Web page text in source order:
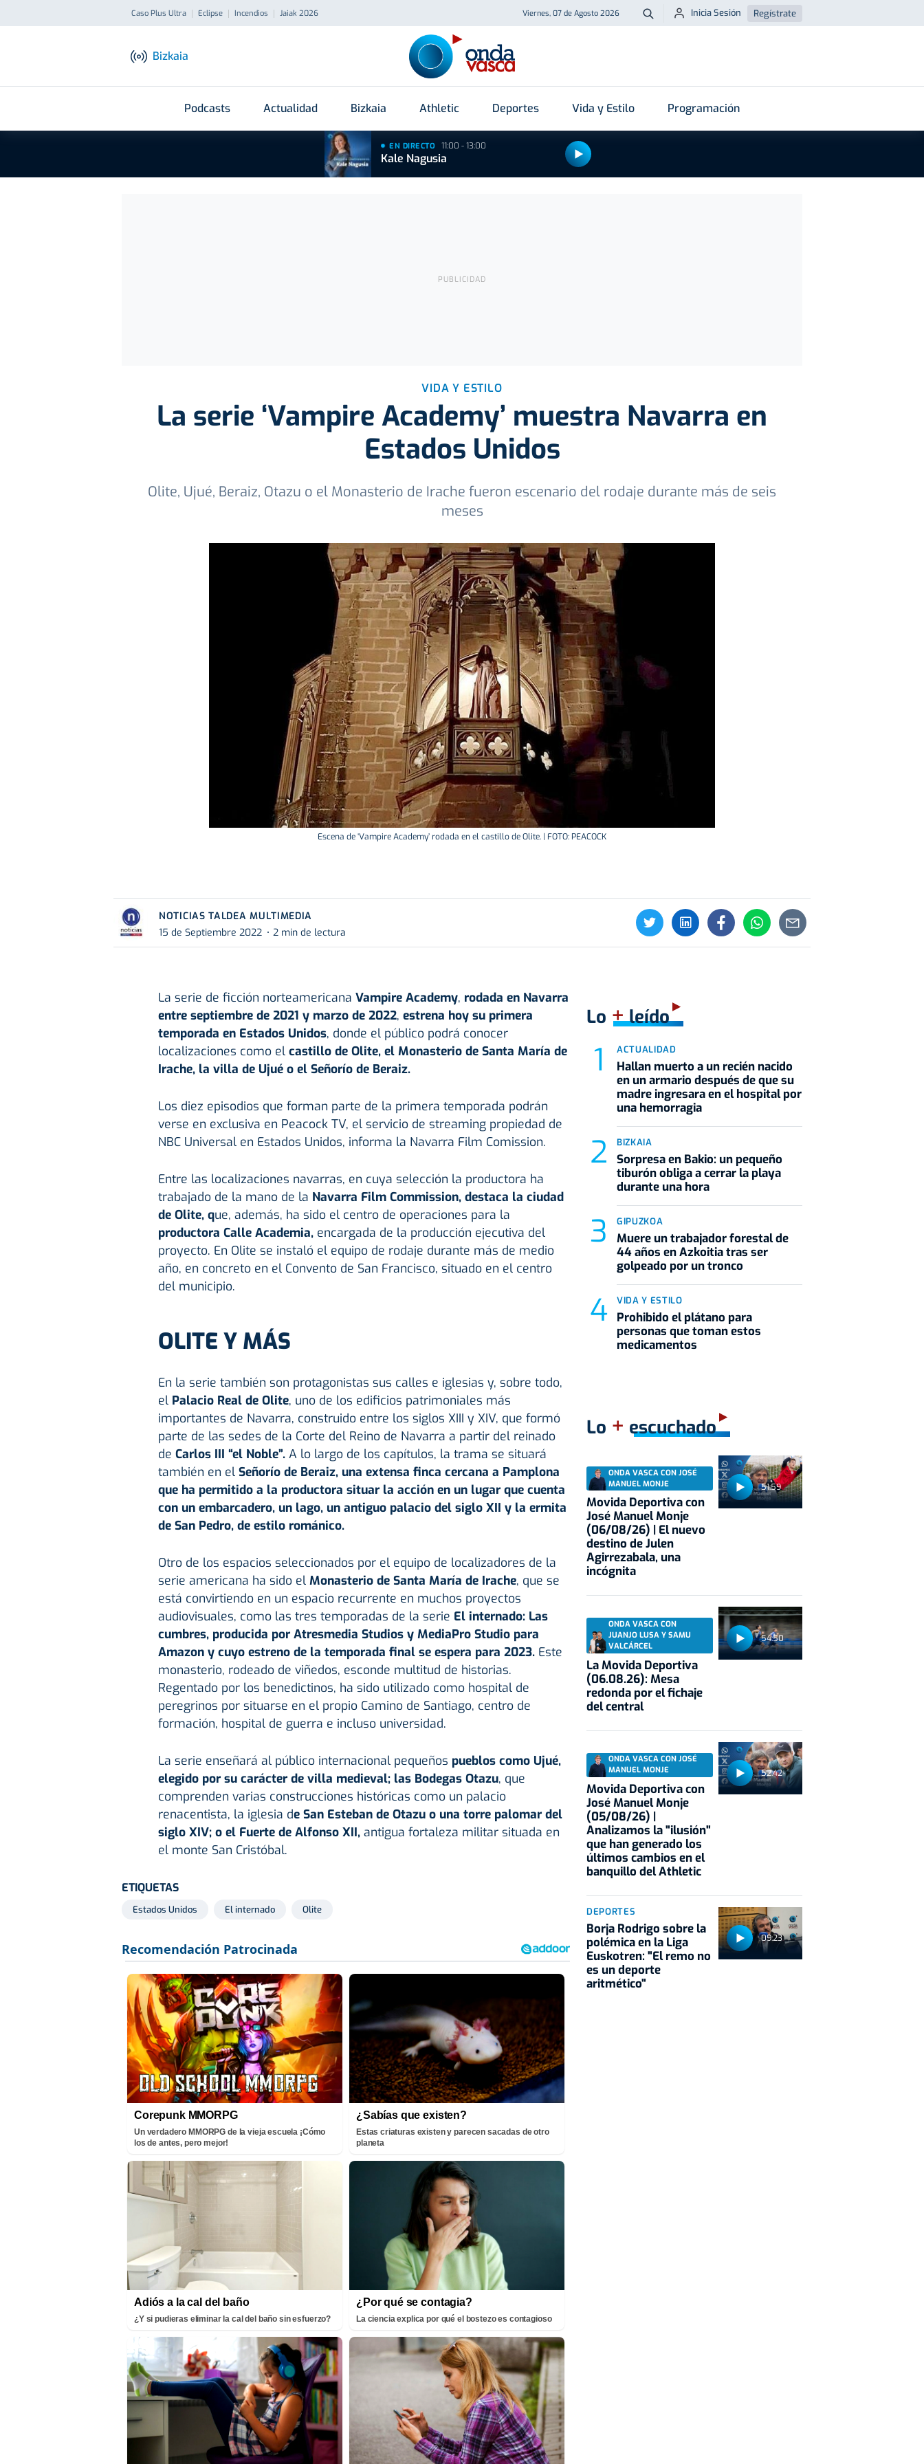
Caso Plus Ultra Eclipse Incendios Jaiak 2026 Viernes, 07 de Agosto 2026 Buscar
Inicia Sesión Regístrate
Bizkaia
Podcasts Actualidad Bizkaia Athletic Deportes Vida y Estilo Programación
EN DIRECTO 11:00 - 13:00
Kale Nagusia
VIDA Y ESTILO
La serie ‘Vampire Academy’ muestra Navarra en
Estados Unidos
Olite, Ujué, Beraiz, Otazu o el Monasterio de Irache fueron escenario del rodaje durante más de seis
meses
Escena de ‘Vampire Academy’ rodada en el castillo de Olite. | FOTO: PEACOCK
NOTICIAS TALDEA MULTIMEDIA
15 de Septiembre 2022
2 min de lectura
La serie de ficción norteamericana Vampire Academy, rodada en Navarra
entre septiembre de 2021 y marzo de 2022, estrena hoy su primera
temporada en Estados Unidos, donde el público podrá conocer
localizaciones como el castillo de Olite, el Monasterio de Santa María de
Irache, la villa de Ujué o el Señorío de Beraiz.
Los diez episodios que forman parte de la primera temporada podrán
verse en exclusiva en Peacock TV, el servicio de streaming propiedad de
NBC Universal en Estados Unidos, informa la Navarra Film Comission.
Entre las localizaciones navarras, en cuya selección la productora ha
trabajado de la mano de la Navarra Film Commission, destaca la ciudad
de Olite, que, además, ha sido el centro de operaciones para la
productora Calle Academia, encargada de la producción ejecutiva del
proyecto. En Olite se instaló el equipo de rodaje durante más de medio
año, en concreto en el Convento de San Francisco, situado en el centro
del municipio.
OLITE Y MÁS
En la serie también son protagonistas sus calles e iglesias y, sobre todo,
el Palacio Real de Olite, uno de los edificios patrimoniales más
importantes de Navarra, construido entre los siglos XIII y XIV, que formó
parte de las sedes de la Corte del Reino de Navarra a partir del reinado
de Carlos III “el Noble”. A lo largo de los capítulos, la trama se situará
también en el Señorío de Beraiz, una extensa finca cercana a Pamplona
que ha permitido a la productora situar la acción en un lugar que cuenta
con un embarcadero, un lago, un antiguo palacio del siglo XII y la ermita
de San Pedro, de estilo románico.
Otro de los espacios seleccionados por el equipo de localizadores de la
serie americana ha sido el Monasterio de Santa María de Irache, que se
está convirtiendo en un espacio recurrente en muchos proyectos
audiovisuales, como las tres temporadas de la serie El internado: Las
cumbres, producida por Atresmedia Studios y MediaPro Studio para
Amazon y cuyo estreno de la temporada final se espera para 2023. Este
monasterio, rodeado de viñedos, esconde multitud de historias.
Regentado por los benedictinos, ha sido utilizado como hospital de
peregrinos por situarse en el propio Camino de Santiago, centro de
formación, hospital de guerra e incluso universidad.
La serie enseñará al público internacional pequeños pueblos como Ujué,
elegido por su carácter de villa medieval; las Bodegas Otazu, que
comprenden varias construcciones históricas como un palacio
renacentista, la iglesia de San Esteban de Otazu o una torre palomar del
siglo XIV; o el Fuerte de Alfonso XII,antigua fortaleza militar situada en
el monte San Cristóbal.
ETIQUETAS
Estados Unidos El internado Olite
Corepunk MMORPG
Un verdadero MMORPG de la vieja escuela ¡Cómo
los de antes, pero mejor!
¿Sabías que existen?
Estas criaturas existen y parecen sacadas de otro
planeta
Adiós a la cal del baño
¿Y si pudieras eliminar la cal del baño sin esfuerzo?
¿Por qué se contagia?
La ciencia explica por qué el bostezo es contagioso
Lo +leído
ACTUALIDAD
Hallan muerto a un recién nacido
en un armario después de que su
madre ingresara en el hospital por
una hemorragia
BIZKAIA
Sorpresa en Bakio: un pequeño
tiburón obliga a cerrar la playa
durante una hora
GIPUZKOA
Muere un trabajador forestal de
44 años en Azkoitia tras ser
golpeado por un tronco
VIDA Y ESTILO
Prohibido el plátano para
personas que toman estos
medicamentos
Lo + escuchado
51:59
ONDA VASCA CON JOSÉ
MANUEL MONJE
Movida Deportiva con
José Manuel Monje
(06/08/26) | El nuevo
destino de Julen
Agirrezabala, una
incógnita
54:50
ONDA VASCA CON
JUANJO LUSA Y SAMU
VALCÁRCEL
La Movida Deportiva
(06.08.26): Mesa
redonda por el fichaje
del central
52:42
ONDA VASCA CON JOSÉ
MANUEL MONJE
Movida Deportiva con
José Manuel Monje
(05/08/26) |
Analizamos la "ilusión"
que han generado los
últimos cambios en el
banquillo del Athletic
09:23
DEPORTES
Borja Rodrigo sobre la
polémica en la Liga
Euskotren: "El remo no
es un deporte
aritmético"